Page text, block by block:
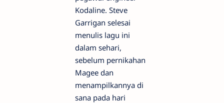
Kodaline. Steve
Garrigan selesai
menulis lagu ini
dalam sehari,
sebelum pernikahan
Magee dan
menampilkannya di
sana pada hari